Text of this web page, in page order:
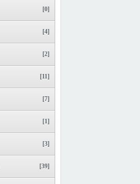
[0]
[4]
[2]
[11]
[7]
[1]
[3]
[39]